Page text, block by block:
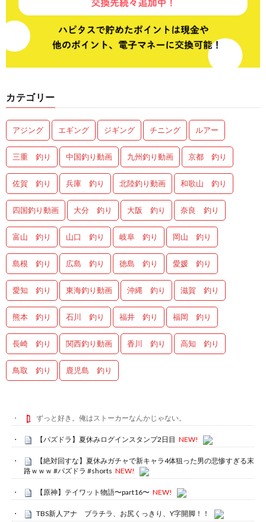
カテゴリー
アジング エギング ジギング チニング ルアー
三重 釣り 中国釣り動画 九州釣り動画 京都 釣り
佐賀 釣り 兵庫 釣り 北陸釣り動画 和歌山 釣り
四国釣り動画 大分 釣り 大阪 釣り 奈良 釣り
富山 釣り 山口 釣り 岐阜 釣り 岡山 釣り
島根 釣り 広島 釣り 徳島 釣り 愛媛 釣り
愛知 釣り 東海釣り動画 沖縄 釣り 滋賀 釣り
熊本 釣り 石川 釣り 福井 釣り 福岡 釣り
長崎 釣り 関西釣り動画 香川 釣り 高知 釣り
鳥取 釣り 鹿児島 釣り
ずっと好き。俺はストーカーなんかじゃない。
【パズドラ】夏休みログインスタンプ2日目 NEW!
【絶対回すな】夏休みガチャで新キャラ4体狙った男の悲惨すぎる末
路ｗｗｗ #パズドラ #shorts NEW!
【原神】テイワット物語〜part16〜 NEW!
TBS新人アナ ブラチラ、お尻くっきり、Y字開脚！！